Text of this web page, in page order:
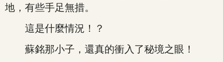
地，有些手足無措。
這是什麼情況！？
蘇銘那小子，還真的衝入了秘境之眼！